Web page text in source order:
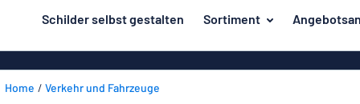
springen
Schilder selbst gestalten Sortiment
Herstellung
zum
entwerfen
Home Verkehr und Fahrzeuge